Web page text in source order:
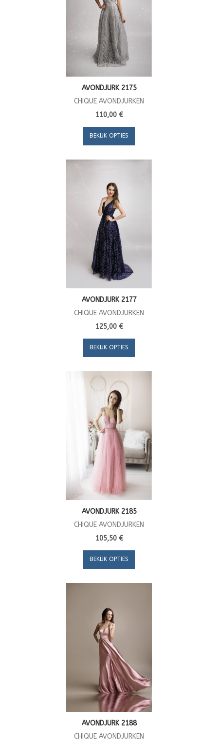
AVONDJURK 2175
CHIQUE AVONDJURKEN
110,00 €
BEKIJK OPTIES
AVONDJURK 2177
CHIQUE AVONDJURKEN
125,00 €
BEKIJK OPTIES
AVONDJURK 2185
CHIQUE AVONDJURKEN
105,50 €
BEKIJK OPTIES
AVONDJURK 2188
CHIQUE AVONDJURKEN